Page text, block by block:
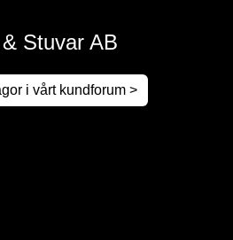
Stuvar AB
i vårt kundforum >